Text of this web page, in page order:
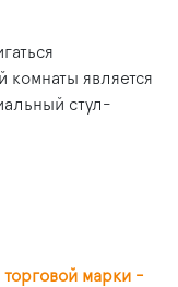
комнаты является
стул-
марки -